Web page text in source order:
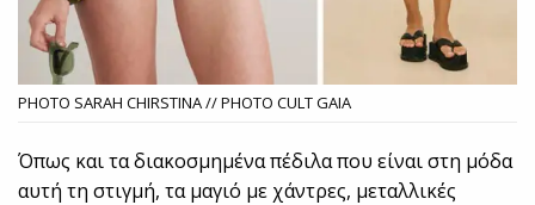
PHOTO SARAH CHIRSTINA // PHOTO CULT GAIA
Όπως και τα διακοσμημένα πέδιλα που είναι στη μόδα
αυτή τη στιγμή, τα μαγιό με χάντρες, μεταλλικές